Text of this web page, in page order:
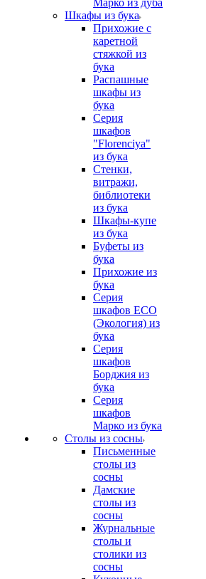
Марко из дуба
Шкафы из бука
Прихожие с
каретной
стяжкой из
бука
Распашные
шкафы из
бука
Серия
шкафов
"Florenciya"
из бука
Стенки,
витражи,
библиотеки
из бука
Шкафы-купе
из бука
Буфеты из
бука
Прихожие из
бука
Серия
шкафов ECO
(Экология) из
бука
Серия
шкафов
Борджия из
бука
Серия
шкафов
Марко из бука
Столы из сосны
Письменные
столы из
сосны
Дамские
столы из
сосны
Журнальные
столы и
столики из
сосны